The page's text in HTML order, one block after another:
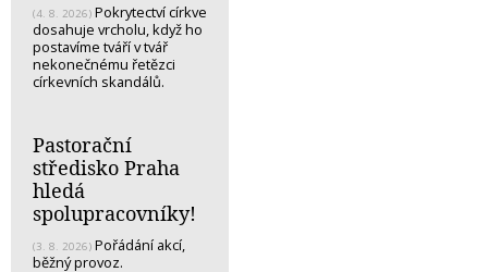
(4. 8. 2026) Pokrytectví církve
dosahuje vrcholu, když ho
postavíme tváří v tvář
nekonečnému řetězci
církevních skandálů.
Pastorační
středisko Praha
hledá
spolupracovníky!
(3. 8. 2026) Pořádání akcí,
běžný provoz.